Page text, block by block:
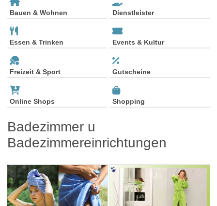
Bauen & Wohnen Dienstleister
Essen & Trinken Events & Kultur
Freizeit & Sport Gutscheine
Online Shops Shopping
Badezimmer u
Badezimmereinrichtungen